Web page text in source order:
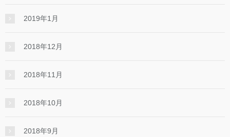
2019年1月
2018年12月
2018年11月
2018年10月
2018年9月